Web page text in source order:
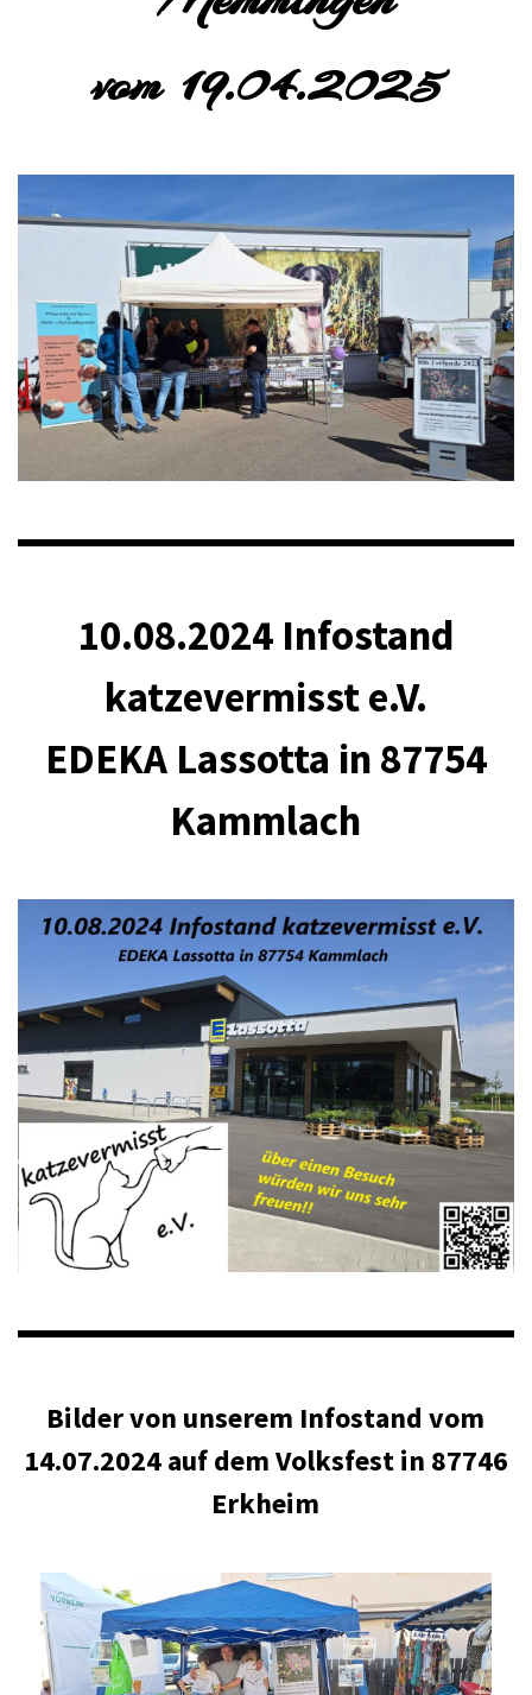
vom 19.04.2025
10.08.2024 Infostand
katzevermisst e.V.
EDEKA Lassotta in 87754
Kammlach
Bilder von unserem Infostand vom
14.07.2024 auf dem Volksfest in 87746
Erkheim